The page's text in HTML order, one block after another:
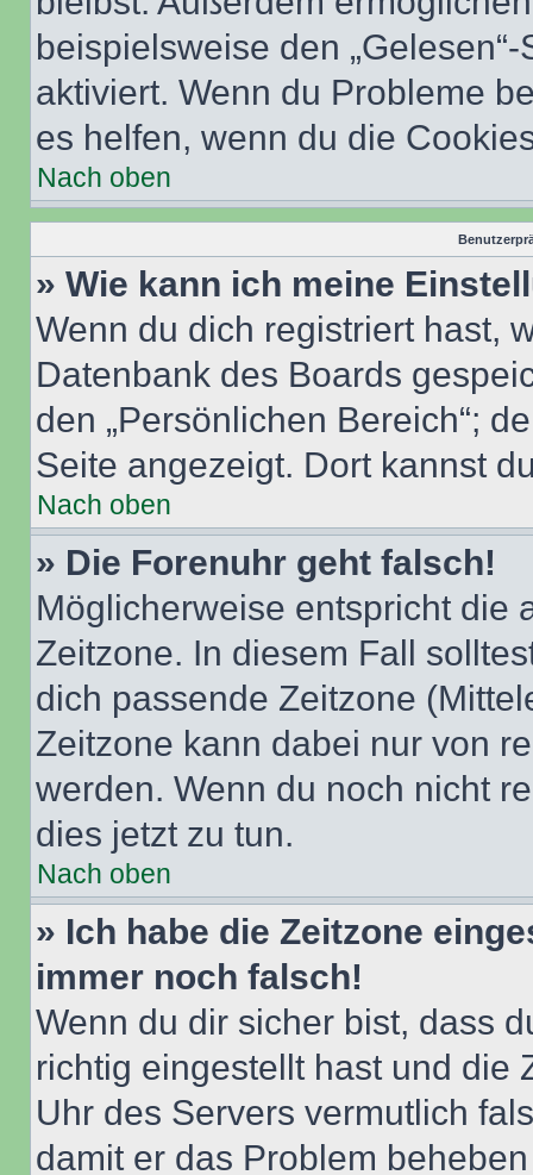
beispielsweise den
aktiviert. Wenn du Probleme
es helfen, wenn du die
Nach oben
» Wie kann ich meine
Wenn du dich registriert hast,
Datenbank des Boards
den „Persönlichen Bereich“;
Seite angezeigt. Dort kannst
Nach oben
» Die Forenuhr geht falsch!
Möglicherweise entspricht die
Zeitzone. In diesem Fall
dich passende Zeitzone
Zeitzone kann dabei nur von
werden. Wenn du noch nicht
dies jetzt zu tun.
Nach oben
» Ich habe die Zeitzone
immer noch falsch!
Wenn du dir sicher bist, dass
richtig eingestellt hast und die
Uhr des Servers vermutlich
damit er das Problem